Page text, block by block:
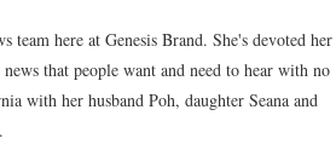
team here at Genesis Brand. She's devoted her
that people want and need to hear with no
with her husband Poh, daughter Seana and